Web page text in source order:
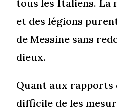
tous les Italiens. La
et des légions
de Messine sans
dieux.
Quant aux rapports
difficile de les